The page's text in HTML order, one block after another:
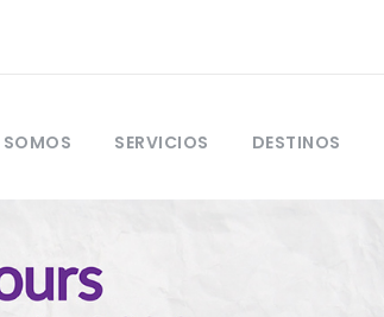
SOMOS SERVICIOS DESTINOS